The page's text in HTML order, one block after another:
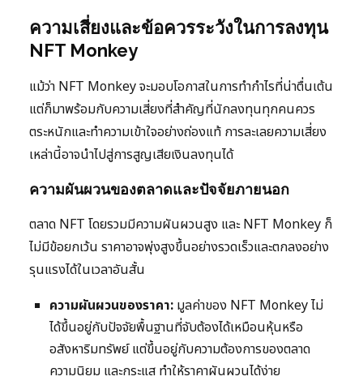
ความเสี่ยงและข้อควรระวังในการลงทุน
NFT Monkey
แม้ว่า NFT Monkey จะมอบโอกาสในการทำกำไรที่น่าตื่นเต้น
แต่ก็มาพร้อมกับความเสี่ยงที่สำคัญที่นักลงทุนทุกคนควร
ตระหนักและทำความเข้าใจอย่างถ่องแท้ การละเลยความเสี่ยง
เหล่านี้อาจนำไปสู่การสูญเสียเงินลงทุนได้
ความผันผวนของตลาดและปัจจัยภายนอก
ตลาด NFT โดยรวมมีความผันผวนสูง และ NFT Monkey ก็
ไม่มีข้อยกเว้น ราคาอาจพุ่งสูงขึ้นอย่างรวดเร็วและตกลงอย่าง
รุนแรงได้ในเวลาอันสั้น
ความผันผวนของราคา: มูลค่าของ NFT Monkey ไม่
ได้ขึ้นอยู่กับปัจจัยพื้นฐานที่จับต้องได้เหมือนหุ้นหรือ
อสังหาริมทรัพย์ แต่ขึ้นอยู่กับความต้องการของตลาด
ความนิยม และกระแส ทำให้ราคาผันผวนได้ง่าย